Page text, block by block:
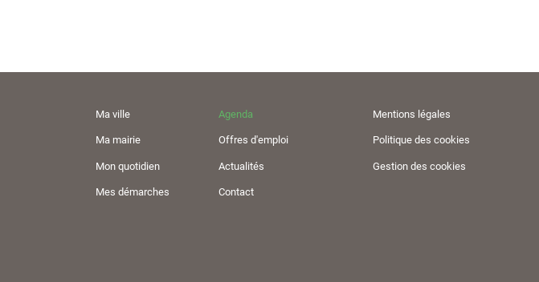
Ma ville
Ma mairie
Mon quotidien
Mes démarches
Agenda
Offres d'emploi
Actualités
Contact
Mentions légales
Politique des cookies
Gestion des cookies